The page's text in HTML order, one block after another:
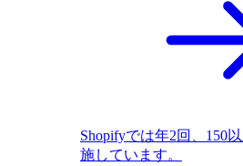
Shopifyでは年2回、150
施しています。